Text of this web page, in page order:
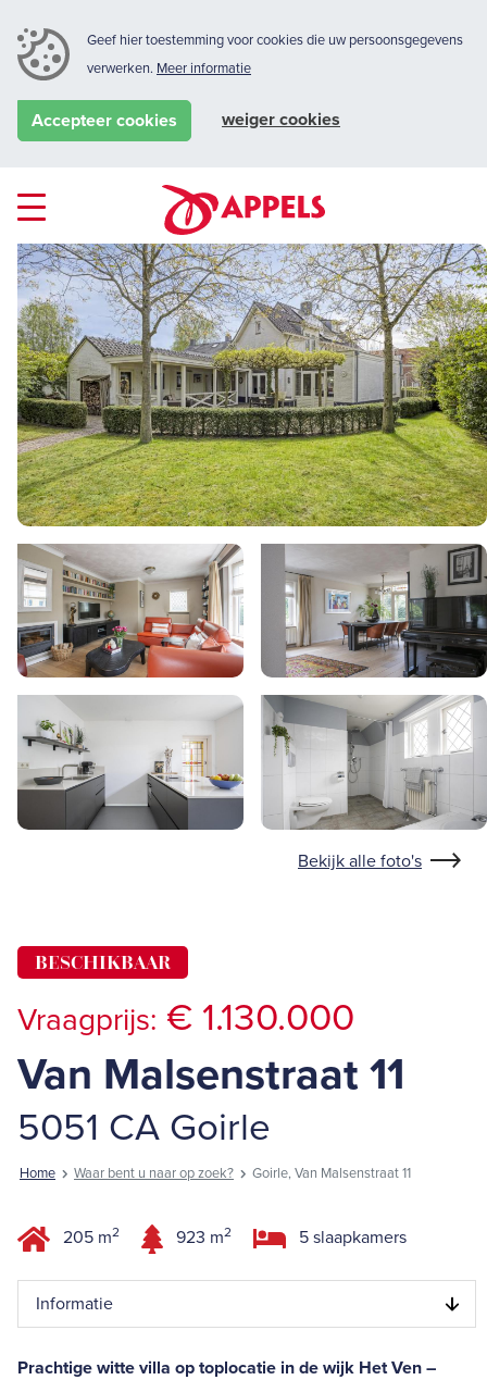
Geef hier toestemming voor cookies die uw persoonsgegevens
verwerken. Meer informatie
Accepteer cookies weiger cookies
Bekijk alle foto's
BESCHIKBAAR
Vraagprijs: € 1.130.000
Van Malsenstraat 11
5051 CA Goirle
Home Waar bent u naar op zoek? Goirle, Van Malsenstraat 11
205 m2 923 m2 5 slaapkamers
Informatie
Prachtige witte villa op toplocatie in de wijk Het Ven –